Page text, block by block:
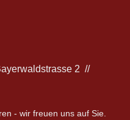
2 //
- wir freuen uns auf Sie.